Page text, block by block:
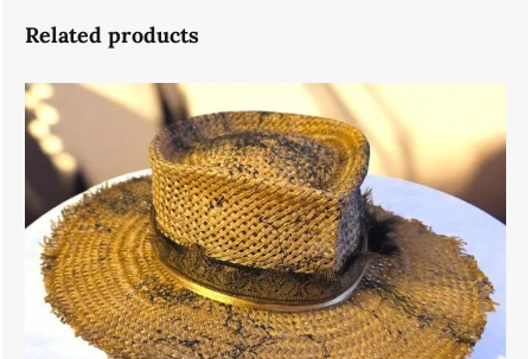
Related products
Summer Brown Gold Hat- 56.5-57 cm
550.00lei Original
price
was:
550.00 lei.
350.00leiCurrent
price
is:
350.00 lei.